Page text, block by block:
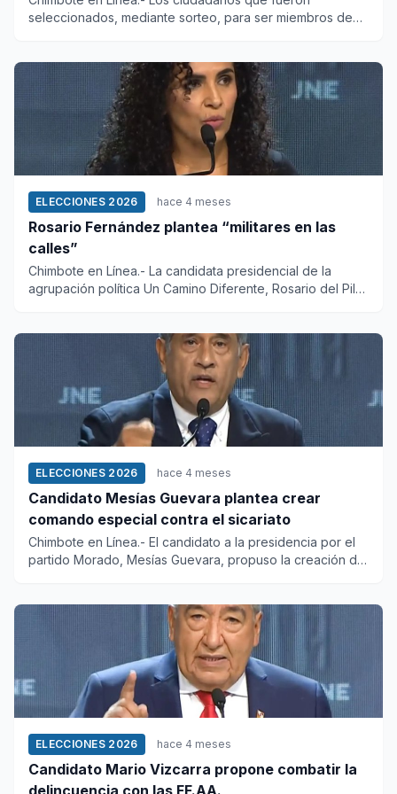
seleccionados, mediante sorteo, para ser miembros de
ELECCIONES 2026 hace 4 meses
Rosario Fernández plantea “militares en las
calles”
Chimbote en Línea.- La candidata presidencial de la
agrupación política Un Camino Diferente, Rosario del Pilar
ELECCIONES 2026 hace 4 meses
Candidato Mesías Guevara plantea crear
comando especial contra el sicariato
Chimbote en Línea.- El candidato a la presidencia por el
partido Morado, Mesías Guevara, propuso la creación de
ELECCIONES 2026 hace 4 meses
Candidato Mario Vizcarra propone combatir la